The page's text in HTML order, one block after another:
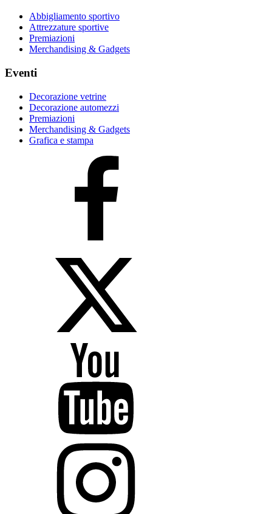
Abbigliamento sportivo
Attrezzature sportive
Premiazioni
Merchandising & Gadgets
Eventi
Decorazione vetrine
Decorazione automezzi
Premiazioni
Merchandising & Gadgets
Grafica e stampa